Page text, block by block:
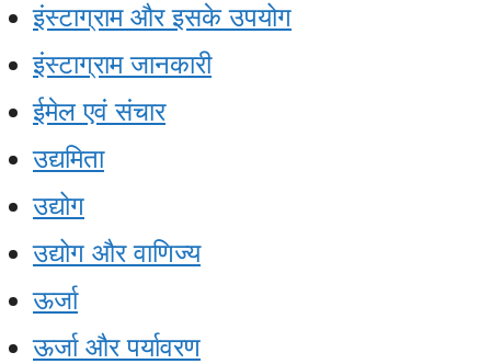
इंस्टाग्राम और इसके उपयोग
इंस्टाग्राम जानकारी
ईमेल एवं संचार
उद्यमिता
उद्योग
उद्योग और वाणिज्य
ऊर्जा
ऊर्जा और पर्यावरण